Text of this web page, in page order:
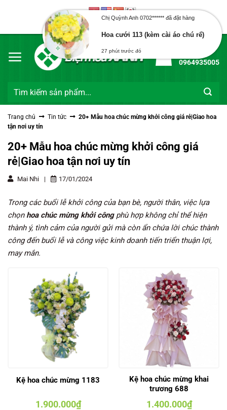
Chào mừng bạn đến với Điện Hoa Xanh
0964935005
Tìm
Trang chủ Tin tức
20+ Mẫu hoa chúc mừng khởi công giá rẻ|Giao hoa
tận nơi uy tín
20+ Mẫu hoa chúc mừng khởi công giá
rẻ|Giao hoa tận nơi uy tín
Mai Nhi | 17/01/2024
Trong các buổi lễ khởi công của bạn bè, người thân, việc lựa
chọnhoa chúc mừng khởi côngphù hợp không chỉ thể hiện
thành ý, tình cảm của người gửi mà còn ẩn chứa lời chúc thành
công đến buổi lễ và công việc kinh doanh tiến triển thuận lợi,
may mắn.
Kệ hoa chúc mừng 1183
1.900.000₫
Kệ hoa chúc mừng khai
trương 688
1.400.000₫
Chị Quỳnh Anh 0702****** đã đặt hàng
Hoa cưới 113 (kèm cài áo chú rể)
27 phút trước đó